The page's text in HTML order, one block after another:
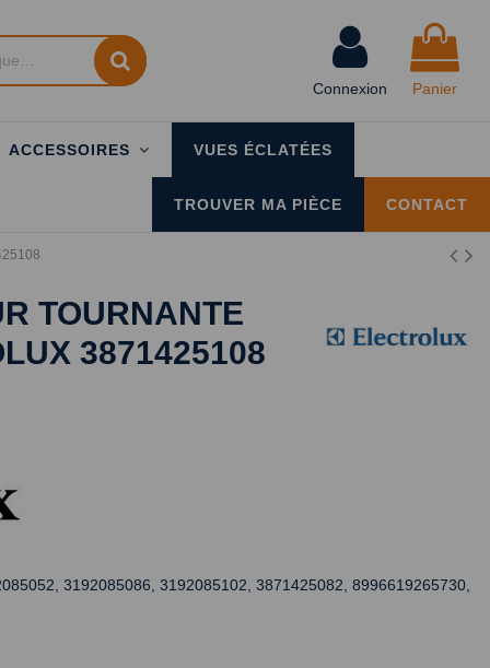
Connexion Panier
ACCESSOIRES VUES ÉCLATÉES
CONTACT
TROUVER MA PIÈCE
TOURNANTE
3871425108
3192085086, 3192085102, 3871425082, 8996619265730,